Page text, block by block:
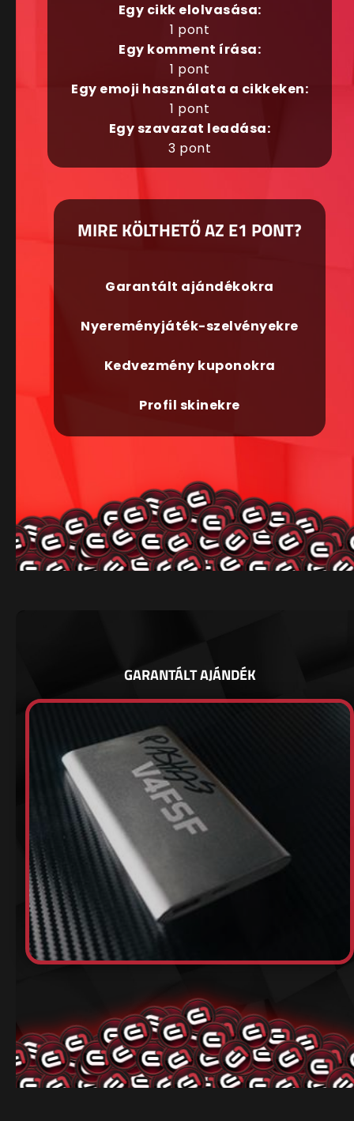
Egy cikk elolvasása:
1 pont
Egy komment írása:
1 pont
Egy emoji használata a cikkeken:
1 pont
Egy szavazat leadása:
3 pont
MIRE KÖLTHETŐ AZ E1 PONT?
Garantált ajándékokra
Nyereményjáték-szelvényekre
Kedvezmény kuponokra
Profil skinekre
GARANTÁLT AJÁNDÉK